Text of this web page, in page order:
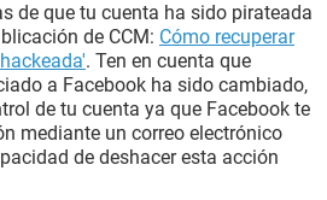
de que tu cuenta ha sido pirateada
de CCM: Cómo recuperar
. Ten en cuenta que
a Facebook ha sido cambiado,
de tu cuenta ya que Facebook te
mediante un correo electrónico
de deshacer esta acción